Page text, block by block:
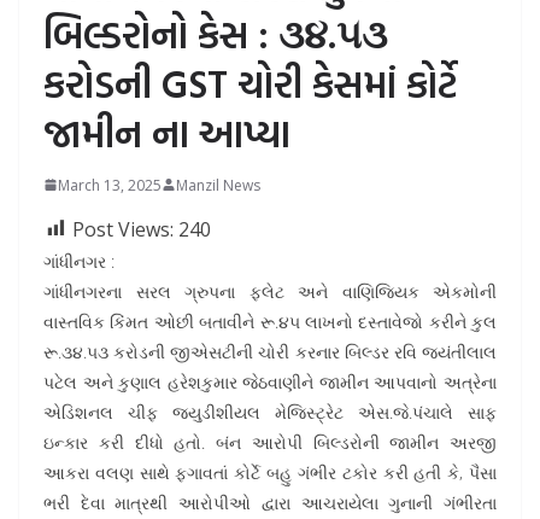
બિલ્ડરોનો કેસ : ૩૪.૫૩
કરોડની GST ચોરી કેસમાં કોર્ટે
જામીન ના આપ્યા
March 13, 2025 Manzil News
Post Views: 240
ગાંધીનગર :
ગાંધીનગરના સરલ ગ્રુપના ફ્લેટ અને વાણિજિયક એકમોની
વાસ્તવિક કિંમત ઓછી બતાવીને રૂ.૪૫ લાખનો દસ્તાવેજો કરીને કુલ
રૂ.૩૪.૫૩ કરોડની જીએસટીની ચોરી કરનાર બિલ્ડર રવિ જયંતીલાલ
પટેલ અને કુણાલ હરેશકુમાર જેઠવાણીને જામીન આપવાનો અત્રેના
એડિશનલ ચીફ જયુડીશીયલ મેજિસ્ટ્રેટ એસ.જે.પંચાલે સાફ
ઇન્કાર કરી દીધો હતો. બંન આરોપી બિલ્ડરોની જામીન અરજી
આકરા વલણ સાથે ફગાવતાં કોર્ટે બહુ ગંભીર ટકોર કરી હતી કે, પૈસા
ભરી દેવા માત્રથી આરોપીઓ દ્વારા આચરાયેલા ગુનાની ગંભીરતા